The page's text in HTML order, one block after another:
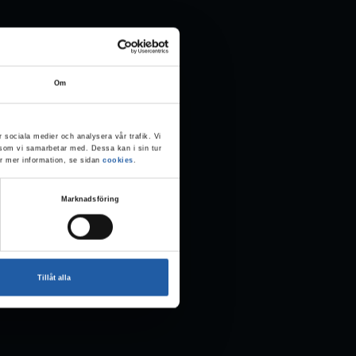
Om
sociala medier och analysera vår trafik. Vi
vi samarbetar med. Dessa kan i sin tur
mer information, se sidancookies .
Marknadsföring
Tillåt alla
hund
åt